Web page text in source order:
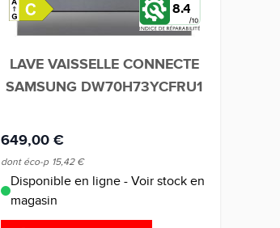
8.4
LAVE VAISSELLE CONNECTE
SAMSUNG DW70H73YCFRU1
649,00 €
dont éco-p 15,42 €
Disponible en ligne - Voir stock en
magasin